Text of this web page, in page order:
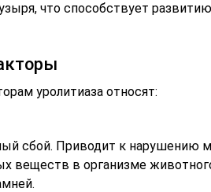
что способствует
уролитиаза относят:
сбой. Приводит к нарушению
веществ в организме